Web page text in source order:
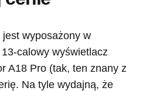
wyposażony w
calowy wyświetlacz
A18 Pro (tak, ten znany z
Na tyle wydajną, że